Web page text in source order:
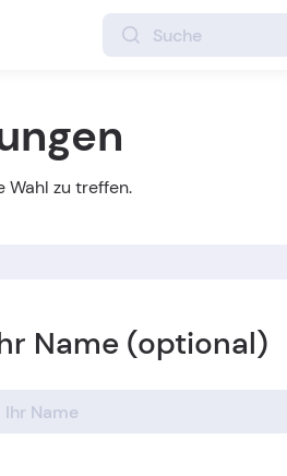
Wahl zu treffen.
Name (optional)